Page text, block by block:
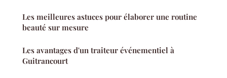
Les meilleures astuces pour élaborer une routine
beauté sur mesure
Les avantages d'un traiteur événementiel à
Guitrancourt